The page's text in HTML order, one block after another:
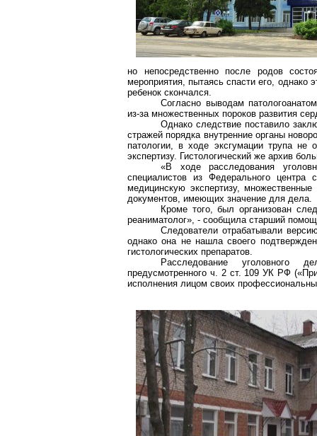
но непосредственно после родов
мероприятия, пытаясь спасти его, однако
ребенок скончался.
Согласно выводам
из-за множественных пороков развития
Однако следствие поставило
стражей порядка внутренние органы
патологии, в ходе эксгумации трупа не
экспертизу. Гистологический же архив
«В ходе расследования
специалистов из Федерального центра
медицинскую экспертизу,
документов, имеющих значение для дела.
Кроме того, был организован
реаниматолог», - сообщила старший
Следователи отрабатывали
однако она не нашла своего
гистологических препаратов.
Расследование уголовного
предусмотренного ч. 2 ст. 109 УК РФ
исполнения лицом своих